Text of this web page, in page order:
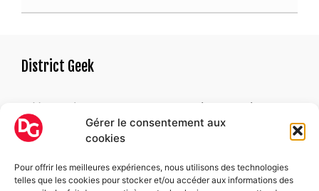
Gérer le consentement aux
cookies
Pour offrir les meilleures expériences, nous utilisons des technologies
telles que les cookies pour stocker et/ou accéder aux informations des
District Geek
« Un geek est une personne qui ne parvient pas
à trouver une raison satisfaisante de devenir
adulte. »